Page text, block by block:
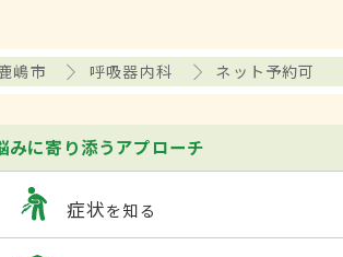
嶋市 呼吸器内科 ネット予約可
みに寄り添うアプローチ
症状を知る